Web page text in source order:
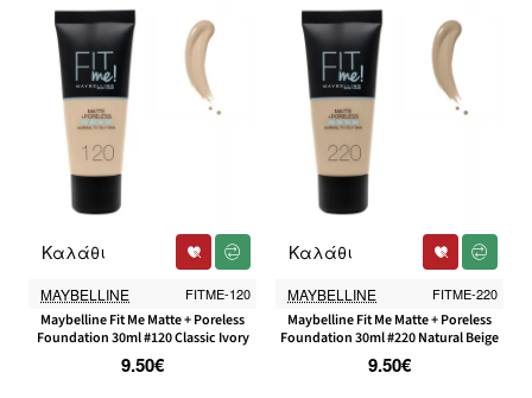
MAYBELLINE FITME-120
Maybelline Fit Me Matte + Poreless
Foundation 30ml #120 Classic Ivory
9.50€
Καλάθι
MAYBELLINE FITME-220
Maybelline Fit Me Matte + Poreless
Foundation 30ml #220 Natural Beige
9.50€
Καλάθι